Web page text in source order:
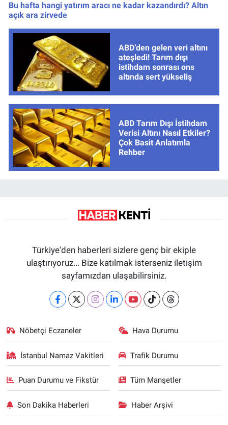
Bu hafta hangi yatırım aracı ne kadar kazandırdı? Altın
açık ara zirvede
ABD’den gelen veri altını
ateşledi! Tarım dışı
istihdam sonrası ons
altında sert yükseliş
ABD Tarım Dışı İstihdam
Verisi Altını Nasıl Etkiler?
Çok Basit Anlatımla
Rehber
Türkiye'den haberleri sizlere genç bir ekiple
ulaştırıyoruz... Bize katılmak isterseniz iletişim
sayfamızdan ulaşabilirsiniz.
Nöbetçi Eczaneler Hava Durumu
İstanbul Namaz Vakitleri Trafik Durumu
Puan Durumu ve Fikstür Tüm Manşetler
Son Dakika Haberleri Haber Arşivi